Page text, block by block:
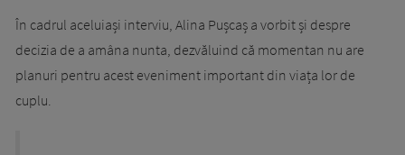
În cadrul aceluiași interviu, Alina Pușcaș a vorbit și despre
decizia de a amâna nunta, dezvăluind că momentan nu are
planuri pentru acest eveniment important din viața lor de
cuplu.